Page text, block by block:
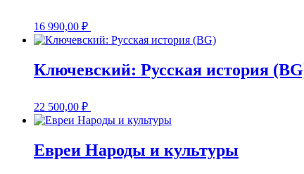
16 990,00 ₽
Ключевский: Русская история
22 500,00 ₽
Евреи Народы и культуры